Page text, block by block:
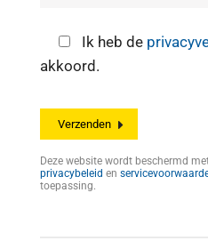
Ik heb de
akkoord.
Deze website wordt beschermd
privacybeleid en
toepassing.